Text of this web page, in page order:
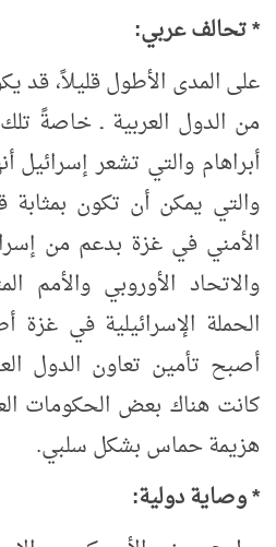
* تحالف عربي:
على المدى الأطول قليلاً،
من الدول العربية ـ خاصةً
أبراهام والتي تشعر إسرائيل
والتي يمكن أن تكون بمثابة
الأمني في غزة بدعم من
والاتحاد الأوروبي والأمم
الحملة الإسرائيلية في غزة
أصبح تأمين تعاون الدول
كانت هناك بعض الحكومات
هزيمة حماس بشكل سلبي.
* وصاية دولية: